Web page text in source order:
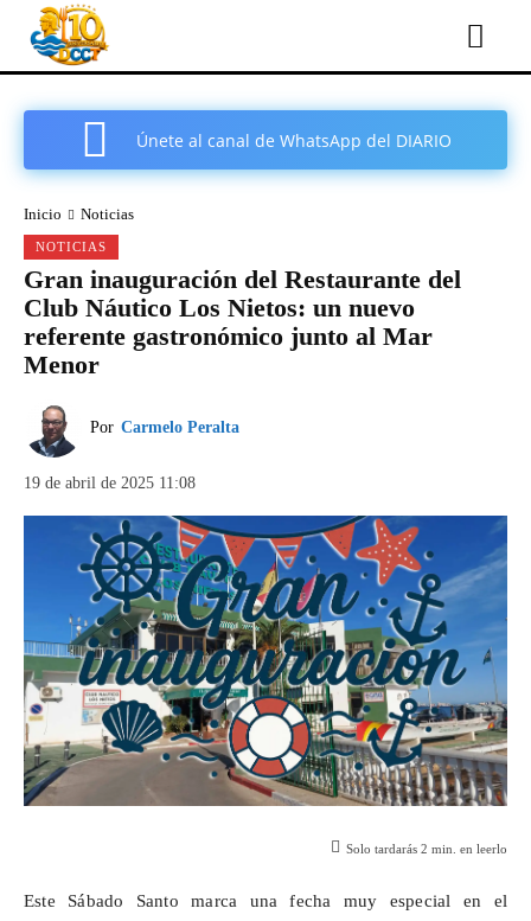
Únete al canal de WhatsApp del DIARIO
Inicio Noticias
NOTICIAS
Gran inauguración del Restaurante del
Club Náutico Los Nietos: un nuevo
referente gastronómico junto al Mar
Menor
Por Carmelo Peralta
19 de abril de 2025 11:08
Solo tardarás 2 min. en leerlo
Este Sábado Santo marca una fecha muy especial en el